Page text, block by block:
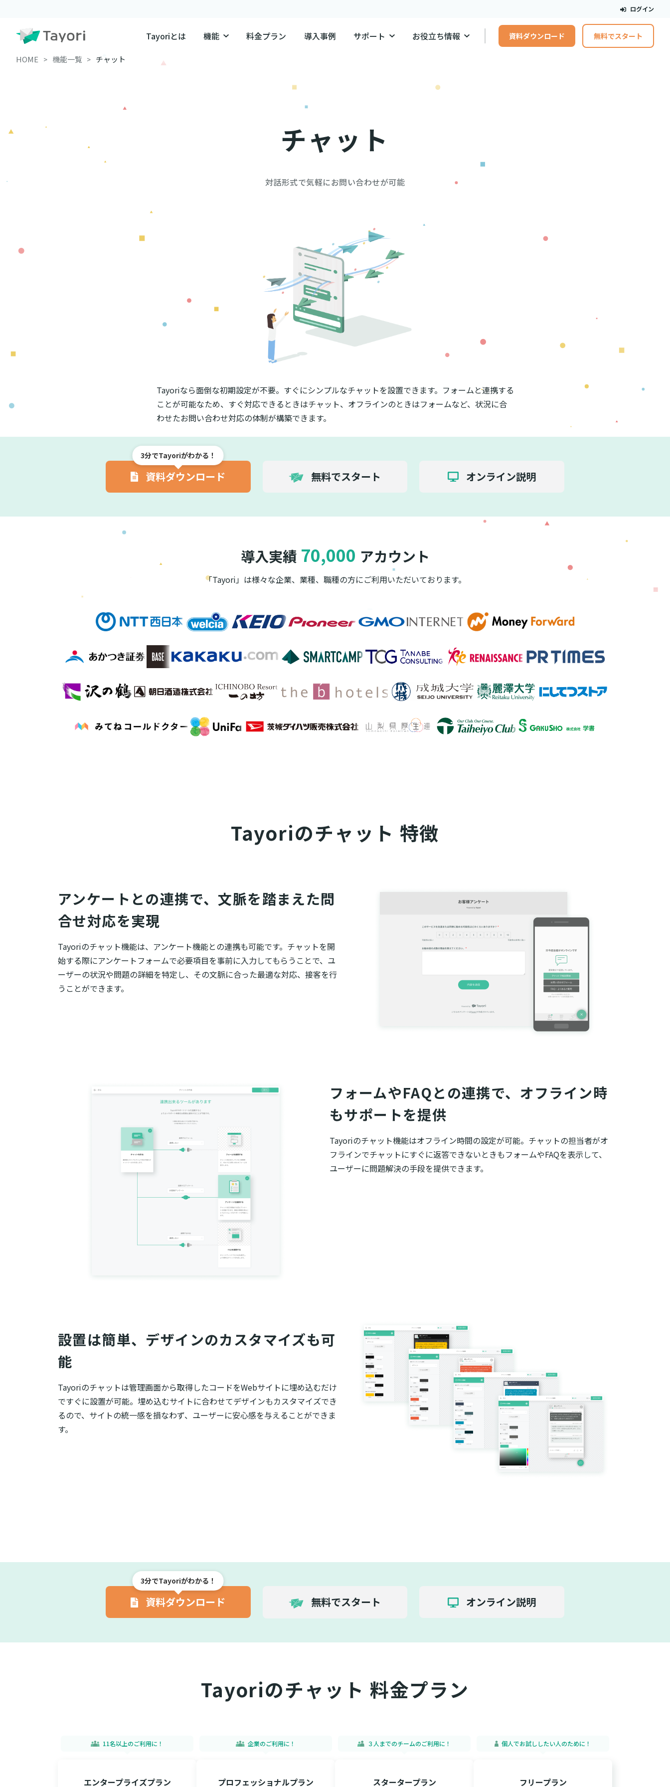
ログイン
Tayoriとは 機能 料金プラン 導入事例 サポート お役立ち情報 資料ダウンロード 無料でスタート
HOME 機能一覧 チャット
チャット
対話形式で気軽にお問い合わせが可能
Tayoriなら面倒な初期設定が不要。すぐにシンプルなチャットを設置できます。フォームと連携する
ことが可能なため、すぐ対応できるときはチャット、オフラインのときはフォームなど、状況に合
わせたお問い合わせ対応の体制が構築できます。
3分でTayoriがわかる！
資料ダウンロード 無料でスタート オンライン説明
導入実績 70,000 アカウント
「Tayori」は様々な企業、業種、職種の方にご利用いただいております。
Tayoriのチャット 特徴
アンケートとの連携で、文脈を踏まえた問
合せ対応を実現
Tayoriのチャット機能は、アンケート機能との連携も可能です。チャットを開
始する際にアンケートフォームで必要項目を事前に入力してもらうことで、ユ
ーザーの状況や問題の詳細を特定し、その文脈に合った最適な対応、接客を行
うことができます。
フォームやFAQとの連携で、オフライン時
もサポートを提供
Tayoriのチャット機能はオフライン時間の設定が可能。チャットの担当者がオ
フラインでチャットにすぐに返答できないときもフォームやFAQを表示して、
ユーザーに問題解決の手段を提供できます。
設置は簡単、デザインのカスタマイズも可
能
Tayoriのチャットは管理画面から取得したコードをWebサイトに埋め込むだけ
ですぐに設置が可能。埋め込むサイトに合わせてデザインもカスタマイズでき
るので、サイトの統一感を損なわず、ユーザーに安心感を与えることができま
す。
3分でTayoriがわかる！
資料ダウンロード 無料でスタート オンライン説明
Tayoriのチャット 料金プラン
11名以上のご利用に！
エンタープライズプラン
企業のご利用に！
プロフェッショナルプラン
３人までのチームのご利用に！
スタータープラン
個人でお試ししたい人のために！
フリープラン